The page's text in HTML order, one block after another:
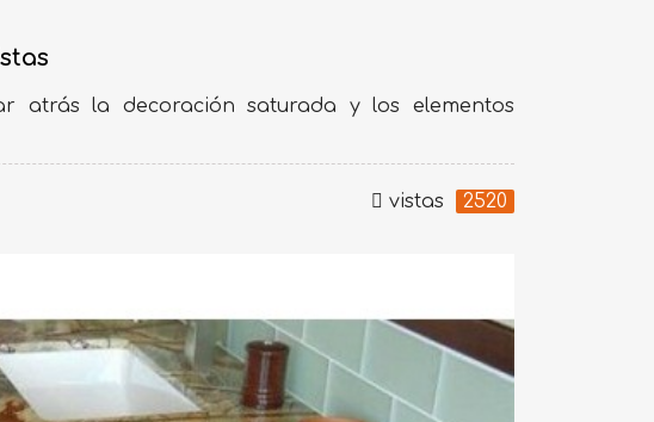
atrás la decoración saturada y los elementos
vistas 2520